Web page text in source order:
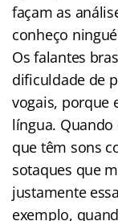
façam as
conheço
Os falantes
dificuldade de
vogais, porque
língua.
que têm sons
sotaques que
justamente
exemplo,